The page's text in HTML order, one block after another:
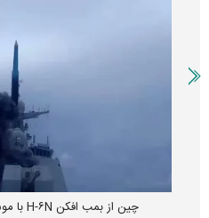
چین از بمب افکن H-۶N با موشک هسته‌ای رونمایی کرد